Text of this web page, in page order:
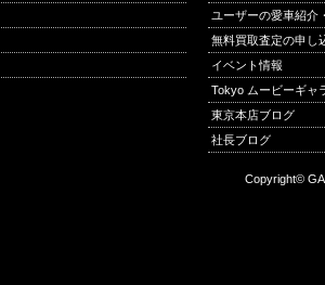
ユーザーの愛車紹介
無料買取査定の申し
イベント情報
Tokyo ムービーギャ
東京本店ブログ
社長ブログ
Copyright©